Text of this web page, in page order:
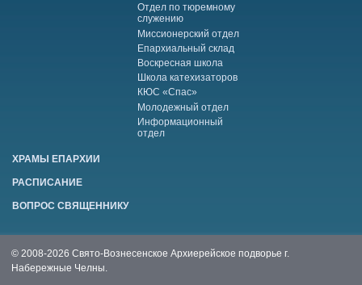
Отдел по тюремному
служению
Миссионерский отдел
Епархиальный склад
Воскресная школа
Школа катехизаторов
КЮС «Спас»
Молодежный отдел
Информационный
отдел
ХРАМЫ ЕПАРХИИ
РАСПИСАНИЕ
ВОПРОС СВЯЩЕННИКУ
© 2008-2026 Свято-Вознесенское Архиерейское подворье г.
Набережные Челны.